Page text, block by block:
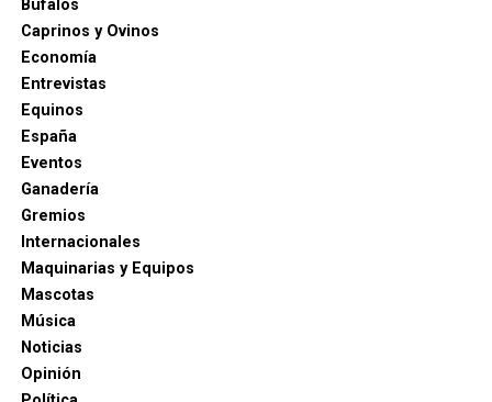
Bufalos
Caprinos y Ovinos
Economía
Entrevistas
Equinos
España
Eventos
Ganadería
Gremios
Internacionales
Maquinarias y Equipos
Mascotas
Música
Noticias
Opinión